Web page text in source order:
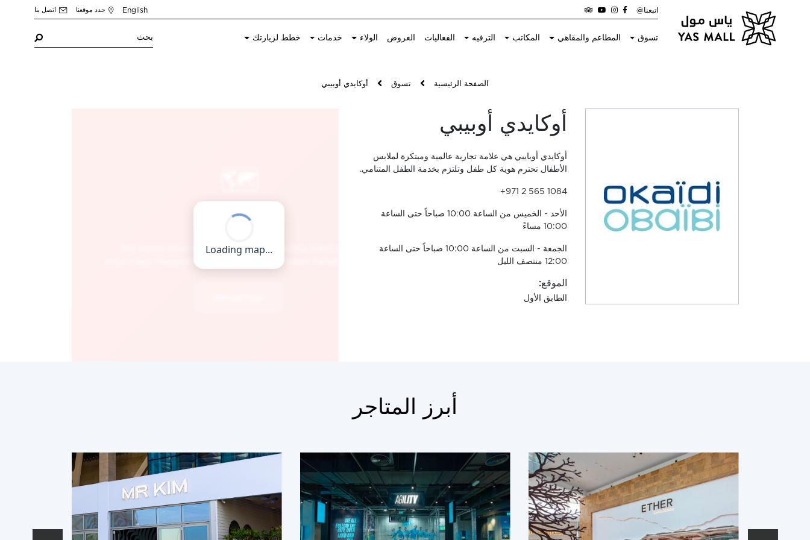
اتبعنا@ English حدد موقعنا اتصل بنا
تسوق المطاعم والمقاهي المكاتب الترفيه الفعاليات العروض الولاء خدمات خطط لزيارتك
الصفحة الرئيسية تسوق أوكايدي أوبيبي
أوكايدي أوبيبي
أوكايدي أوبايبي هي علامة تجارية عالمية ومبتكرة لملابس
الأطفال تحترم هوية كل طفل وتلتزم بخدمة الطفل المتنامي.
+971 2 565 1084
الأحد - الخميس من الساعة 10:00 صباحاً حتى الساعة
10:00 مساءً
الجمعة - السبت من الساعة 10:00 صباحاً حتى الساعة
12:00 منتصف الليل
الموقع:
الطابق الأول
أبرز المتاجر